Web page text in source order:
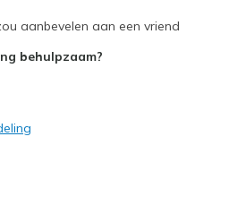
aanbevelen aan een vriend
behulpzaam?